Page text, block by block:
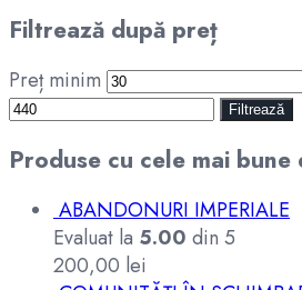
Filtrează după preț
Preț minim
Filtrează
Produse cu cele mai bune
ABANDONURI IMPERIALE
Evaluat la 5.00 din 5
200,00 lei